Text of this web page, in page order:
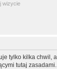
wizycie
tylko kilka
tutaj